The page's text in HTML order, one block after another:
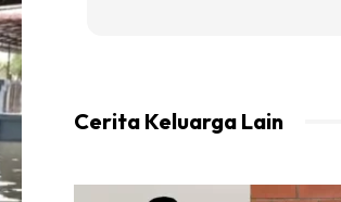
Cerita Keluarga Lain